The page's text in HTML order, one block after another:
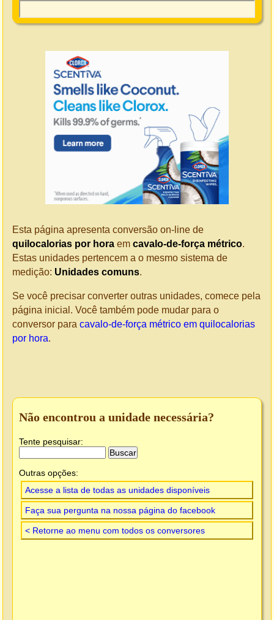
Esta página apresenta conversão on-line de
quilocalorias por hora em cavalo-de-força métrico.
Estas unidades pertencem a o mesmo sistema de
medição: Unidades comuns.
Se você precisar converter outras unidades, comece pela
página inicial. Você também pode mudar para o
conversor para cavalo-de-força métrico em quilocalorias
por hora.
Não encontrou a unidade necessária?
Tente pesquisar:
Outras opções:
Acesse a lista de todas as unidades disponíveis
Faça sua pergunta na nossa página do facebook
< Retorne ao menu com todos os conversores